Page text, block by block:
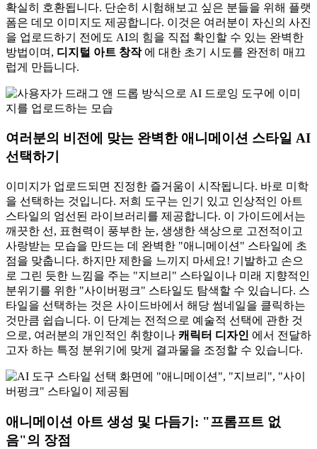
확실히 호환됩니다. 단순히 시험해보고 싶은 분들을 위해 플랫
폼은 데모 이미지도 제공합니다. 이것은 여러분이 자신의 사진
을 업로드하기 전에도 AI의 힘을 직접 확인할 수 있는 완벽한
방법이며, 디지털 아트 창작에 대한 초기 시도를 완전히 매끄
럽게 만듭니다.
여러분의 비전에 맞는 완벽한 애니메이션 스타일 AI
선택하기
이미지가 업로드되면 진정한 즐거움이 시작됩니다. 바로 미학
을 선택하는 것입니다. 저희 도구는 인기 있고 인상적인 아트
스타일의 엄선된 라이브러리를 제공합니다. 이 가이드에서는
깨끗한 선, 표현력이 풍부한 눈, 생생한 색상으로 고전적이고
사랑받는 모습을 만드는 데 완벽한 "애니메이션" 스타일에 초
점을 맞춥니다. 하지만 제한을 느끼지 마세요! 기발하고 손으
로 그린 듯한 느낌을 주는 "지브리" 스타일이나 미래 지향적인
분위기를 위한 "사이버펑크" 스타일도 탐색할 수 있습니다. 스
타일을 선택하는 것은 사이드바에서 해당 썸네일을 클릭하는
것만큼 쉽습니다. 이 단계는 전적으로 예술적 선택에 관한 것
으로, 여러분의 개인적인 취향이나 캐릭터 디자인 에서 전달하
고자 하는 특정 분위기에 맞게 결과물을 조정할 수 있습니다.
애니메이션 아트 생성 및 다듬기: "프롬프트 없
음"의 장점